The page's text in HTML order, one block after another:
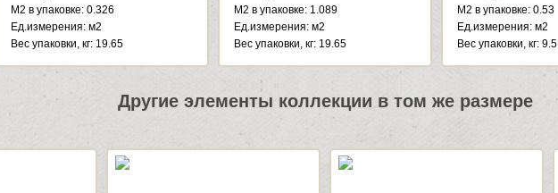
М2 в упаковке: 0.326
Ед.измерения: м2
Веc упаковки, кг: 19.65
М2 в упаковке: 1.089
Ед.измерения: м2
Веc упаковки, кг: 19.65
М2 в упаковке: 0.53
Ед.измерения: м2
Веc упаковки, кг: 9.5
Другие элементы коллекции в том же размере